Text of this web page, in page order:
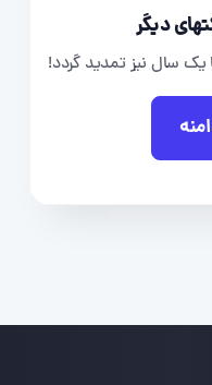
دیگر
یک سال نیز تمدید گردد!